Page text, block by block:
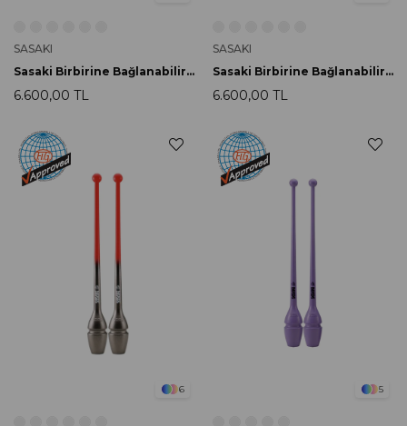
SASAKI
Sasaki Birbirine Bağlanabilir Labut 44cm M-34GH-F BxTQBU
6.600,00 TL
SASAKI
Sasaki Birbirine Bağlanabilir Labut 44cm M-34GH-F BxGD
6.600,00 TL
6 5